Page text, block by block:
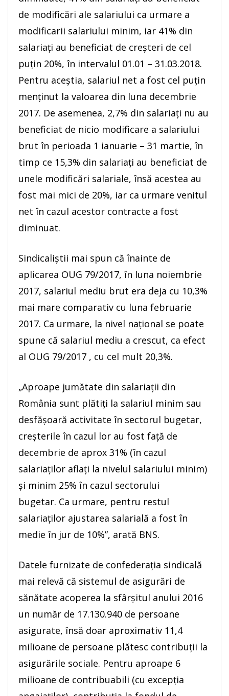
de modificări ale salariului ca urmare a
modificarii salariului minim, iar 41% din
salariaţi au beneficiat de creşteri de cel
puţin 20%, în intervalul 01.01 – 31.03.2018.
Pentru aceştia, salariul net a fost cel puţin
menţinut la valoarea din luna decembrie
2017. De asemenea, 2,7% din salariaţi nu au
beneficiat de nicio modificare a salariului
brut în perioada 1 ianuarie – 31 martie, în
timp ce 15,3% din salariaţi au beneficiat de
unele modificări salariale, însă acestea au
fost mai mici de 20%, iar ca urmare venitul
net în cazul acestor contracte a fost
diminuat.
Sindicaliştii mai spun că înainte de
aplicarea OUG 79/2017, în luna noiembrie
2017, salariul mediu brut era deja cu 10,3%
mai mare comparativ cu luna februarie
2017. Ca urmare, la nivel naţional se poate
spune că salariul mediu a crescut, ca efect
al OUG 79/2017 , cu cel mult 20,3%.
„Aproape jumătate din salariaţii din
România sunt plătiţi la salariul minim sau
desfăşoară activitate în sectorul bugetar,
creşterile în cazul lor au fost faţă de
decembrie de aprox 31% (în cazul
salariaţilor aflaţi la nivelul salariului minim)
şi minim 25% în cazul sectorului
bugetar. Ca urmare, pentru restul
salariaţilor ajustarea salarială a fost în
medie în jur de 10%”, arată BNS.
Datele furnizate de confederaţia sindicală
mai relevă că sistemul de asigurări de
sănătate acoperea la sfârşitul anului 2016
un număr de 17.130.940 de persoane
asigurate, însă doar aproximativ 11,4
milioane de persoane plătesc contribuţii la
asigurările sociale. Pentru aproape 6
milioane de contribuabili (cu excepţia